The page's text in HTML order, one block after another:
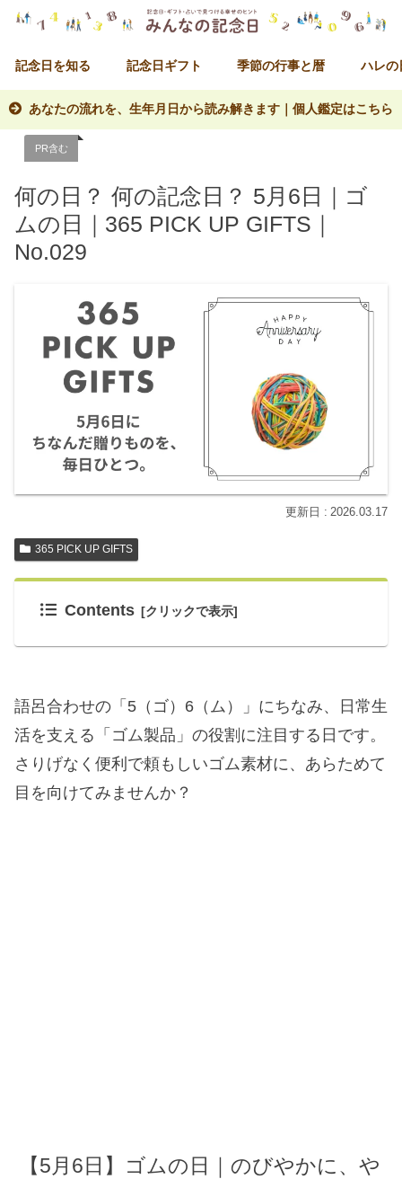
記念日を知る 記念日ギフト 季節の行事と暦 ハレの
あなたの流れを、生年月日から読み解きます｜個人鑑定はこちら
PR含む
何の日？ 何の記念日？ 5月6日｜ゴ
ムの日｜365 PICK UP GIFTS｜
No.029
2026.03.17
365 PICK UP GIFTS
Contents
語呂合わせの「5（ゴ）6（ム）」にちなみ、日常生
活を支える「ゴム製品」の役割に注目する日です。
さりげなく便利で頼もしいゴム素材に、あらためて
目を向けてみませんか？
【5月6日】ゴムの日｜のびやかに、や